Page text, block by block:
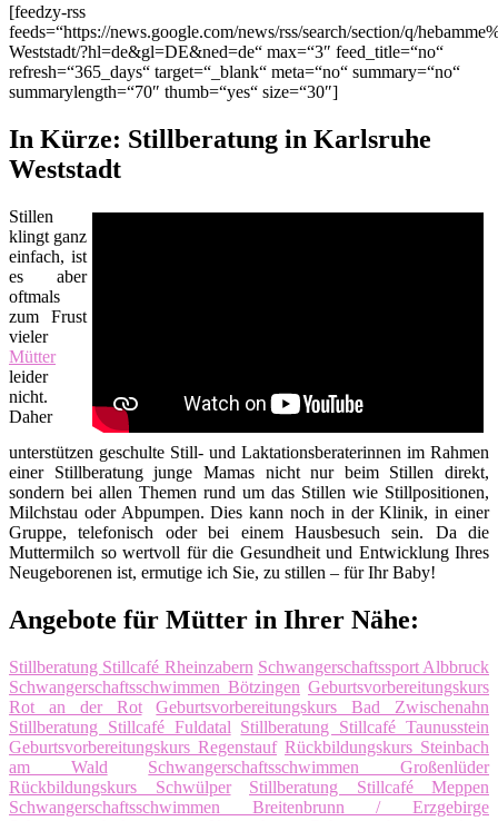
[feedzy-rss
feeds=“https://news.google.com/news/rss/search/section/q/
Weststadt/?hl=de&gl=DE&ned=de“ max=“3″ feed_title=“no“
refresh=“365_days“ target=“_blank“ meta=“no“ summary=“no“
summarylength=“70″ thumb=“yes“ size=“30″]
In Kürze: Stillberatung in Karlsruhe
Weststadt
Stillen
klingt ganz
einfach, ist
es aber
oftmals
zum Frust
vieler
Mütter
leider
nicht.
Daher
unterstützen geschulte Still- und Laktationsberaterinnen im Rahmen
einer Stillberatung junge Mamas nicht nur beim Stillen direkt,
sondern bei allen Themen rund um das Stillen wie Stillpositionen,
Milchstau oder Abpumpen. Dies kann noch in der Klinik, in einer
Gruppe, telefonisch oder bei einem Hausbesuch sein. Da die
Muttermilch so wertvoll für die Gesundheit und Entwicklung Ihres
Neugeborenen ist, ermutige ich Sie, zu stillen – für Ihr Baby!
Angebote für Mütter in Ihrer Nähe:
Stillberatung Stillcafé Rheinzabern Schwangerschaftssport Albbruck
Schwangerschaftsschwimmen Bötzingen Geburtsvorbereitungskurs
Rot an der Rot
Geburtsvorbereitungskurs Bad Zwischenahn
Stillberatung Stillcafé Fuldatal Stillberatung Stillcafé Taunusstein
Geburtsvorbereitungskurs Regenstauf Rückbildungskurs Steinbach
am Wald
Schwangerschaftsschwimmen Großenlüder
Rückbildungskurs Schwülper
Stillberatung Stillcafé Meppen
Schwangerschaftsschwimmen Breitenbrunn / Erzgebirge